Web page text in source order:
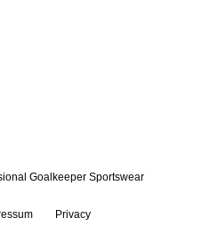
Goalkeeper Sportswear
Privacy